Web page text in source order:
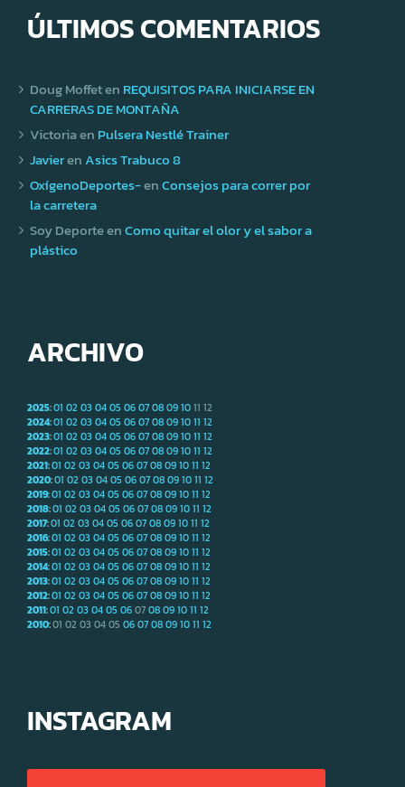
ÚLTIMOS COMENTARIOS
Doug Moffeten REQUISITOS PARA INICIARSE EN
CARRERAS DE MONTAÑA
Victoriaen Pulsera Nestlé Trainer
JavierenAsics Trabuco 8
OxígenoDeportes-enConsejos para correr por
la carretera
Soy DeporteenComo quitar el olor y el sabor a
plástico
ARCHIVO
2025:01 02 030405060708091011 12
2024:01 02 030405060708091011 12
2023:01 02 030405060708091011 12
2022:01 02 030405060708091011 12
2021:01 02 030405060708091011 12
2020:01 02 030405060708091011 12
2019:01 02 030405060708091011 12
2018:01 02 030405060708091011 12
2017:01 02 030405060708091011 12
2016:01 02 030405060708091011 12
2015:01 02 030405060708091011 12
2014:01 02 030405060708091011 12
2013:01 02 030405060708091011 12
2012:01 02 030405060708091011 12
2011:01 02 030405060708091011 12
2010:01 02 03 0405 060708091011 12
INSTAGRAM